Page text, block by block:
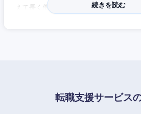
えて長く働ける、落ち着いた雰囲気のあ
https://www.agc.com/recruiting/careers/
続きを読む
転職支援サービス
山口県 徳